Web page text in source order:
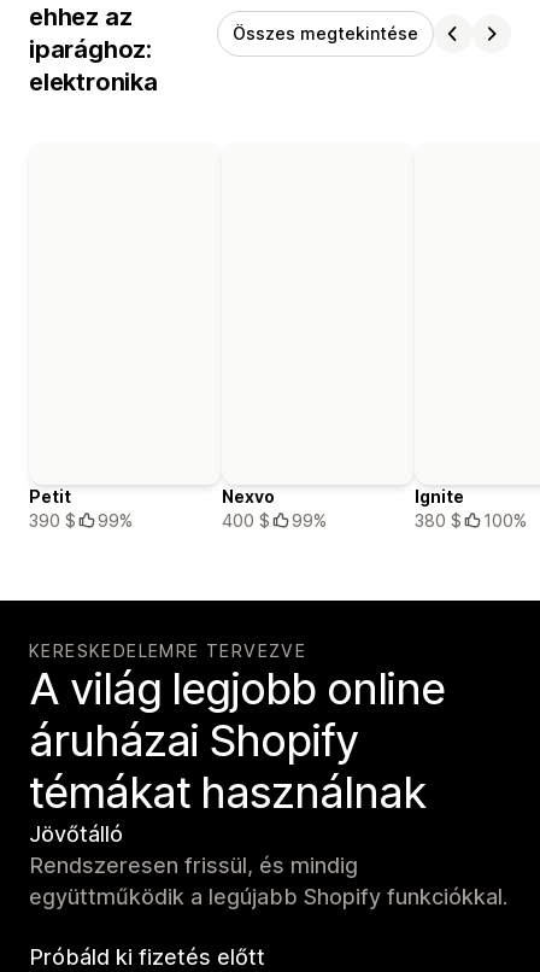
ehhez az
iparághoz:
elektronika
Összes megtekintése
Petit
390 $
99%
Nexvo
400 $
99%
Ignite
380 $
100%
KERESKEDELEMRE TERVEZVE
A világ legjobb online
áruházai Shopify
témákat használnak
Jövőtálló
Rendszeresen frissül, és mindig
együttműködik a legújabb Shopify funkciókkal.
Próbáld ki fizetés előtt